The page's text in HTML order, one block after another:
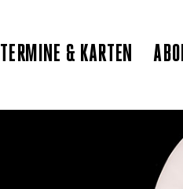
TERMINE & KARTEN